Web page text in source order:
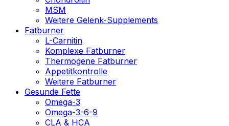
MSM
Weitere Gelenk-Supplements
Fatburner
L-Carnitin
Komplexe Fatburner
Thermogene Fatburner
Appetitkontrolle
Weitere Fatburner
Gesunde Fette
Omega-3
Omega-3-6-9
CLA & HCA